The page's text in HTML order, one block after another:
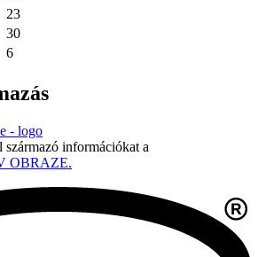
23
30
6
információkat a
OBRAZE.